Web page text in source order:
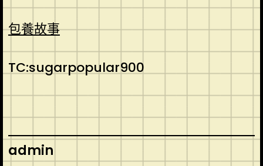
包養故事
TC:sugarpopular900
admin